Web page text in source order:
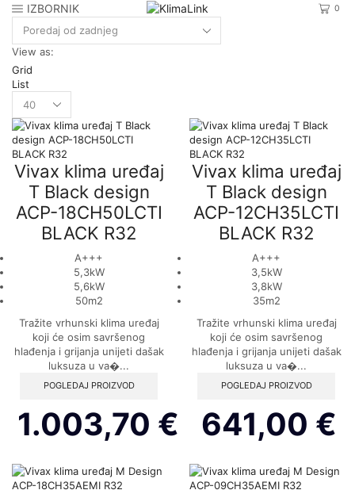
IZBORNIK 0
View as:
Grid
List
Products
per
page
Vivax klima uređaj
T Black design
ACP-18CH50LCTI
BLACK R32
A+++
5,3kW
5,6kW
50m2
Tražite vrhunski klima uređaj
koji će osim savršenog
hlađenja i grijanja unijeti dašak
luksuza u va�...
POGLEDAJ PROIZVOD
1.003,70 €
Vivax klima uređaj
T Black design
ACP-12CH35LCTI
BLACK R32
A+++
3,5kW
3,8kW
35m2
Tražite vrhunski klima uređaj
koji će osim savršenog
hlađenja i grijanja unijeti dašak
luksuza u va�...
POGLEDAJ PROIZVOD
641,00 €